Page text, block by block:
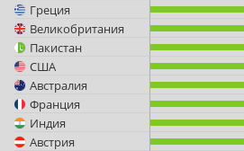
Греция
Великобритания
Пакистан
США
Австралия
Франция
Индия
Австрия